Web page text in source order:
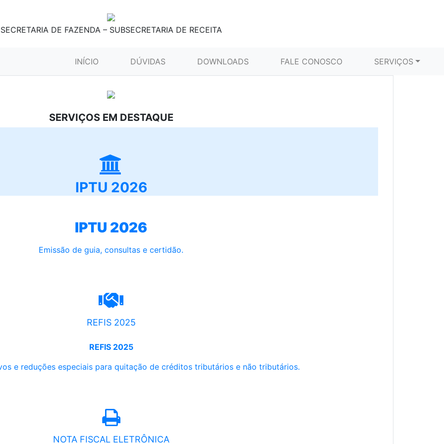
SECRETARIA DE FAZENDA – SUBSECRETARIA DE RECEITA
INÍCIO (CURRENT)DÚVIDAS DOWNLOADS FALE CONOSCO SERVIÇOS
SERVIÇOS EM DESTAQUE
IPTU 2026
IPTU 2026
Emissão de guia, consultas e certidão.
REFIS 2025
REFIS 2025
e reduções especiais para quitação de créditos tributários e não tributários.
NOTA FISCAL ELETRÔNICA